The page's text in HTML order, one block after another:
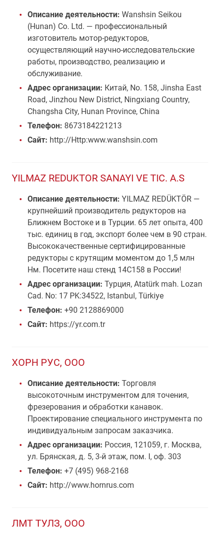
Описание деятельности: Wanshsin Seikou
(Hunan) Co. Ltd. — профессиональный
изготовитель мотор-редукторов,
осуществляющий научно-исследовательские
работы, производство, реализацию и
обслуживание.
Адрес организации: Китай, No. 158, Jinsha East
Road, Jinzhou New District, Ningxiang Country,
Changsha City, Hunan Province, China
Телефон: 8673184221213
Сайт: http://Http:www.wanshsin.com
YILMAZ REDUKTOR SANAYI VE TIC. A.S
Описание деятельности: YILMAZ REDÜKTÖR —
крупнейший производитель редукторов на
Ближнем Востоке и в Турции. 65 лет опыта, 400
тыс. единиц в год, экспорт более чем в 90 стран.
Высококачественные сертифицированные
редукторы с крутящим моментом до 1,5 млн
Нм. Посетите наш стенд 14C158 в России!
Адрес организации: Турция, Atatürk mah. Lozan
Cad. No: 17 PK:34522, Istanbul, Türkiye
Телефон: +90 2128869000
Сайт: https://yr.com.tr
ХОРН РУС, ООО
Описание деятельности: Торговля
высокоточным инструментом для точения,
фрезерования и обработки канавок.
Проектирование специального инструмента по
индивидуальным запросам заказчика.
Адрес организации: Россия, 121059, г. Москва,
ул. Брянская, д. 5, 3-й этаж, пом. I, оф. 303
Телефон: +7 (495) 968-2168
Сайт: http://www.hornrus.com
ЛМТ ТУЛЗ, ООО